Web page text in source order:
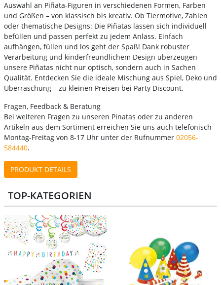
Auswahl an Piñata-Figuren in verschiedenen Formen, Farben
und Größen – von klassisch bis kreativ. Ob Tiermotive, Zahlen
oder thematische Designs: Die Piñatas lassen sich individuell
befüllen und passen perfekt zu jedem Anlass. Einfach
aufhängen, füllen und los geht der Spaß! Dank robuster
Verarbeitung und kinderfreundlichem Design überzeugen
unsere Piñatas nicht nur optisch, sondern auch in Sachen
Qualität. Entdecken Sie die ideale Mischung aus Spiel, Deko und
Überraschung – zu kleinen Preisen bei Party Discount.
Fragen, Feedback & Beratung
Bei weiteren Fragen zu unseren Pinatas oder zu anderen
Artikeln aus dem Sortiment erreichen Sie uns auch telefonisch
Montag-Freitag von 8-17 Uhr unter der Rufnummer 02056-
584440.
PRODUKT DETAILS
TOP-KATEGORIEN